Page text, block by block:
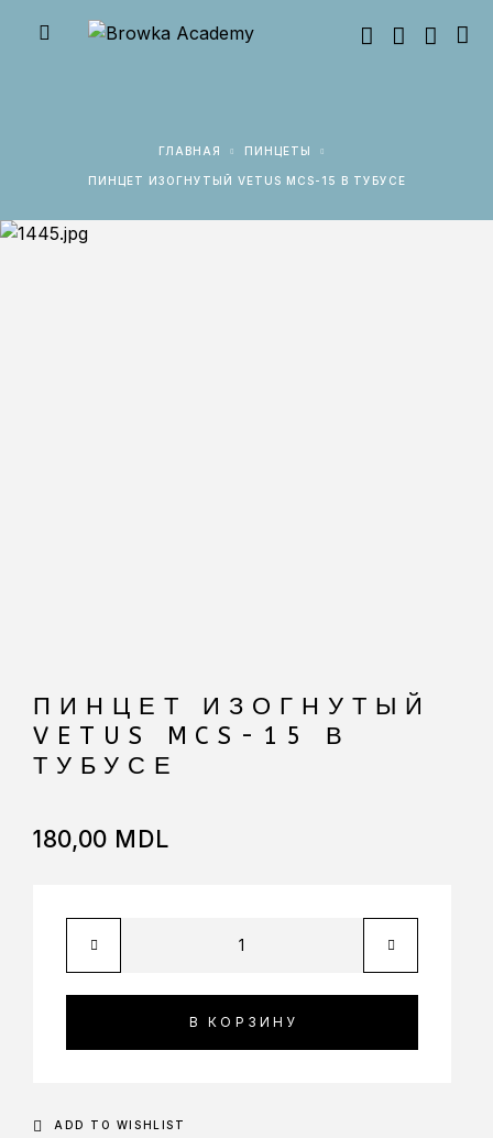
ГЛАВНАЯ ПИНЦЕТЫ
ПИНЦЕТ ИЗОГНУТЫЙ VETUS MCS-15 В ТУБУСЕ
ПИНЦЕТ ИЗОГНУТЫЙ
VETUS MCS-15 В
ТУБУСЕ
180,00 MDL
В КОРЗИНУ
ADD TO WISHLIST